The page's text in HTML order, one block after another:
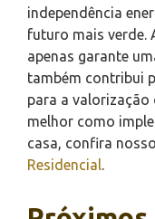
independência
futuro mais verde.
apenas garante
também contribui
para a valorização
melhor como
casa, confira
Residencial